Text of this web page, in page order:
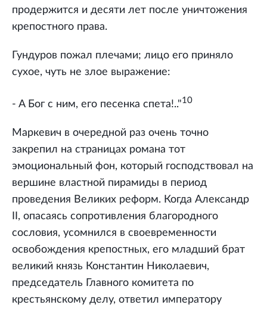
продержится и десяти лет после уничтожения
крепостного права.
Гундуров пожал плечами; лицо его приняло
сухое, чуть не злое выражение:
- A Бог с ним, его песенка спета!.."10
Маркевич в очередной раз очень точно
закрепил на страницах романа тот
эмоциональный фон, который господствовал на
вершине властной пирамиды в период
проведения Великих реформ. Когда Александр
II, опасаясь сопротивления благородного
сословия, усомнился в своевременности
освобождения крепостных, его младший брат
великий князь Константин Николаевич,
председатель Главного комитета по
крестьянскому делу, ответил императору